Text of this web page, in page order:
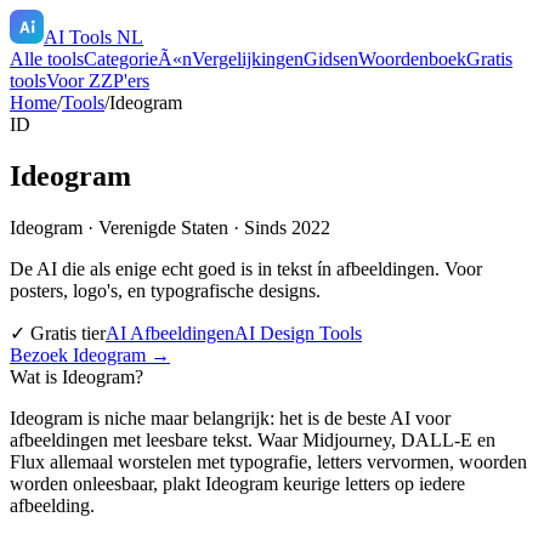
AI Tools NL
Alle toolsCategorieÃ«nVergelijkingenGidsenWoordenboekGratis
toolsVoor ZZP'ers
Home/Tools/Ideogram
ID
Ideogram
Ideogram · Verenigde Staten · Sinds 2022
De AI die als enige echt goed is in tekst ín afbeeldingen. Voor
posters, logo's, en typografische designs.
✓ Gratis tierAI AfbeeldingenAI Design Tools
Bezoek Ideogram →
Wat is Ideogram?
Ideogram is niche maar belangrijk: het is de beste AI voor
afbeeldingen met leesbare tekst. Waar Midjourney, DALL-E en
Flux allemaal worstelen met typografie, letters vervormen, woorden
worden onleesbaar, plakt Ideogram keurige letters op iedere
afbeelding.